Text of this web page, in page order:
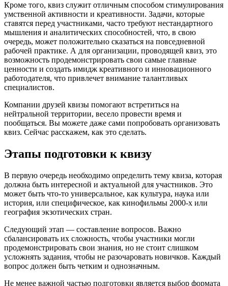
Кроме того, квиз служит отличным способом стимулирования
умственной активности и креативности. Задачи, которые
ставятся перед участниками, часто требуют нестандартного
мышления и аналитических способностей, что, в свою
очередь, может положительно сказаться на повседневной
рабочей практике. А для организации, проводящей квиз, это
возможность продемонстрировать свои самые главные
ценности и создать имидж креативного и инновационного
работодателя, что привлечет внимание талантливых
специалистов.
Компании друзей квизы помогают встретиться на
нейтральной территории, весело провести время и
пообщаться. Вы можете даже сами попробовать организовать
квиз. Сейчас расскажем, как это сделать.
Этапы подготовки к квизу
В первую очередь необходимо определить тему квиза, которая
должна быть интересной и актуальной для участников. Это
может быть что-то универсальное, как культура, наука или
история, или специфическое, как кинофильмы 2000-х или
география экзотических стран.
Следующий этап — составление вопросов. Важно
сбалансировать их сложность, чтобы участники могли
продемонстрировать свои знания, но не стоит слишком
усложнять задания, чтобы не разочаровать новичков. Каждый
вопрос должен быть четким и однозначным.
Не менее важной частью подготовки является выбор формата